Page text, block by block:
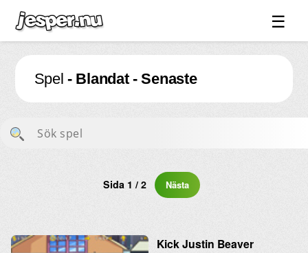
☰
Spel ↓
Bilder ↓
Forum ↓
Länkar
Spel - Blandat - Senaste
Sida 1 / 2 Nästa
Kick Justin Beaver